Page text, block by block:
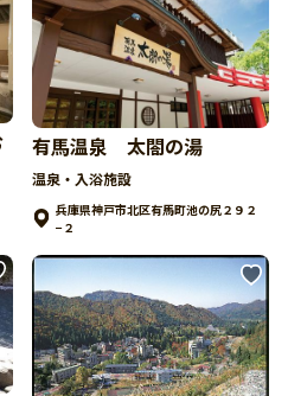
有馬温泉 太閤の湯
温泉・入浴施設
兵庫県神戸市北区有馬町池の尻２９２
−２